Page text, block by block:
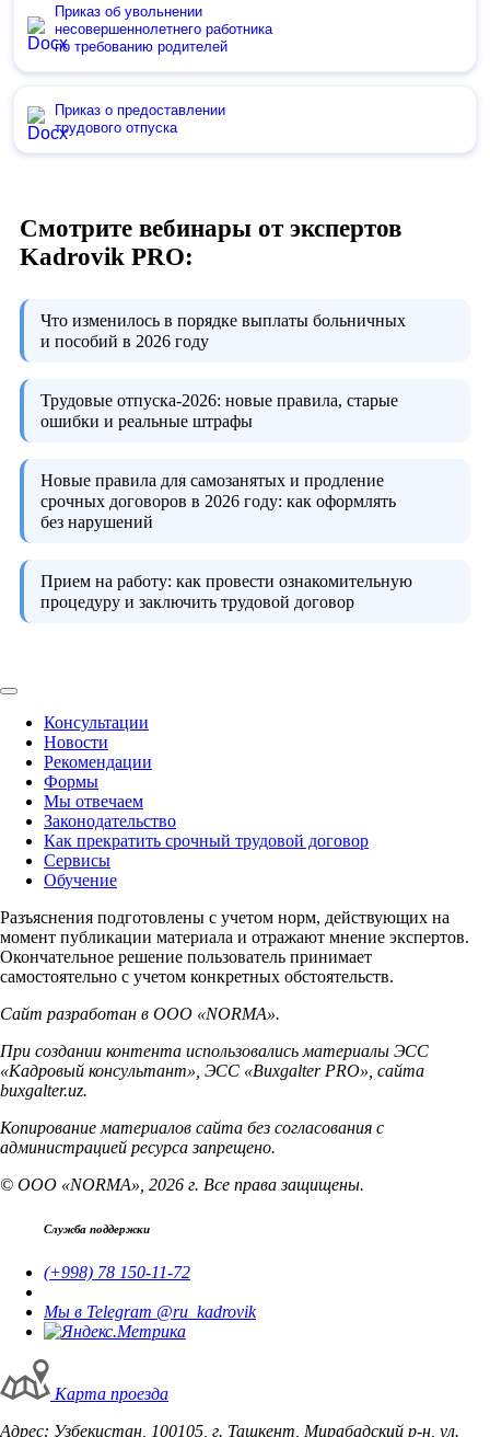
Приказ об увольнении
несовершеннолетнего работника
по требованию родителей
Приказ о предоставлении
трудового отпуска
Смотрите вебинары от экспертов
Kadrovik PRO:
Что изменилось в порядке выплаты больничных
и пособий в 2026 году
Трудовые отпуска-2026: новые правила, старые
ошибки и реальные штрафы
Новые правила для самозанятых и продление
срочных договоров в 2026 году: как оформлять
без нарушений
Прием на работу: как провести ознакомительную
процедуру и заключить трудовой договор
Консультации
Новости
Рекомендации
Формы
Мы отвечаем
Законодательство
Как прекратить срочный трудовой договор
Сервисы
Обучение
Разъяснения подготовлены с учетом норм, действующих на
момент публикации материала и отражают мнение экспертов.
Окончательное решение пользователь принимает
самостоятельно с учетом конкретных обстоятельств.
Сайт разработан в ООО «NORMA».
При создании контента использовались материалы ЭСС
«Кадровый консультант», ЭСС «Buxgalter PRO», сайта
buxgalter.uz.
Копирование материалов сайта без согласования с
администрацией ресурса запрещено.
© ООО «NORMA», 2026 г. Все права защищены.
Служба поддержки
(+998) 78 150-11-72
Мы в Telegram @ru_kadrovik
Карта проезда
Адрес: Узбекистан, 100105, г. Ташкент, Мирабадский р-н, ул.